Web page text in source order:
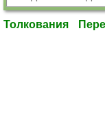
Толкования